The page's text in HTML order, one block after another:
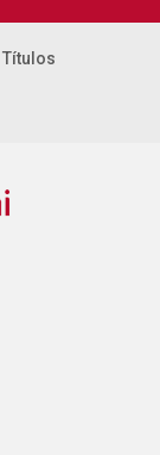
Títulos